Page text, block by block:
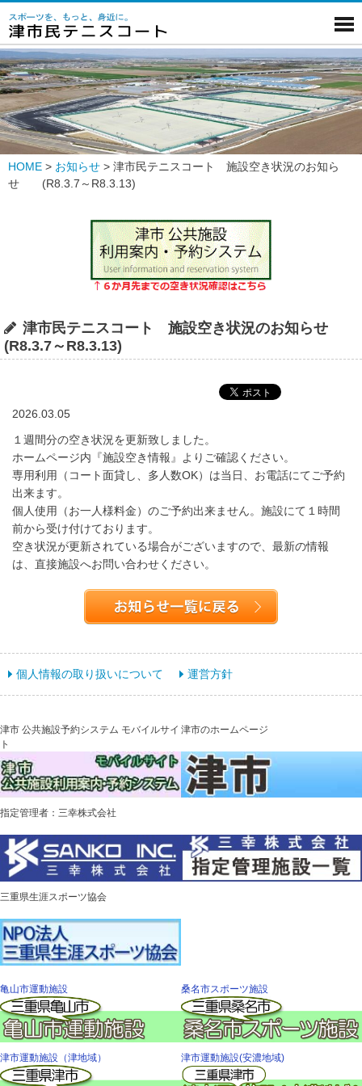
HOME > お知らせ > 津市民テニスコート 施設空き状況のお知ら
せ (R8.3.7～R8.3.13)
津市民テニスコート 施設空き状況のお知らせ
(R8.3.7～R8.3.13)
2026.03.05
１週間分の空き状況を更新致しました。
ホームページ内『施設空き情報』よりご確認ください。
専用利用（コート面貸し、多人数OK）は当日、お電話にてご予約
出来ます。
個人使用（お一人様料金）のご予約出来ません。施設にて１時間
前から受け付けております。
空き状況が更新されている場合がございますので、最新の情報
は、直接施設へお問い合わせください。
個人情報の取り扱いについて 運営方針
津市 公共施設予約システム モバイルサイ
ト
津市のホームページ
指定管理者：三幸株式会社
三重県生涯スポーツ協会